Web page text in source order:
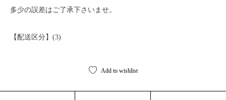
多少の誤差はご了承下さいませ。
【配送区分】(3)
Add to wishlist